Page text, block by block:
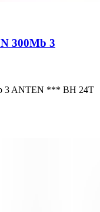
300Mb 3
3 ANTEN *** BH 24T